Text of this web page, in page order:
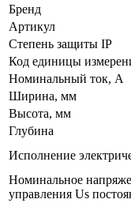
Бренд
Артикул
Степень защиты IP
Код единицы
Номинальный ток, А
Ширина, мм
Высота, мм
Глубина
Исполнение
Номинальное
управления Us